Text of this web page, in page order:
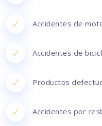
Accidentes de
Accidentes de
Productos
Accidentes por